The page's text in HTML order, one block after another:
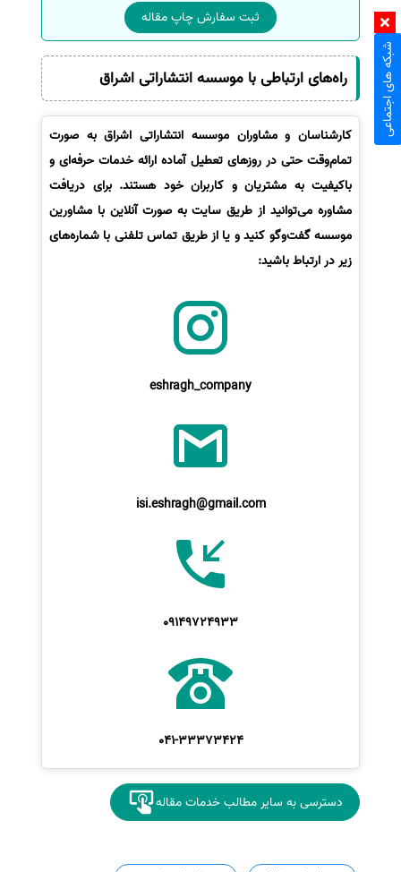
ثبت سفارش چاپ مقاله
راه‌های ارتباطی با موسسه انتشاراتی اشراق
کارشناسان و مشاوران موسسه انتشاراتی اشراق به صورت
تمام‌وقت حتی در روزهای تعطیل آماده ارائه خدمات حرفه‌ای و
باکیفیت به مشتریان و کاربران خود هستند. برای دریافت
مشاوره می‌توانید از طریق سایت به صورت آنلاین با مشاورین
موسسه گفت‌وگو کنید و یا از طریق تماس تلفنی با شماره‌های
زیر در ارتباط باشید:
eshragh_company
isi.eshragh@gmail.com
09149724933
041-33373424
دسترسی به سایر مطالب خدمات مقاله
شبکه های اجتماعی